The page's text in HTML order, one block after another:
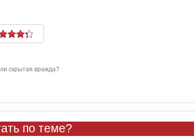
скрытая вражда?
по теме?